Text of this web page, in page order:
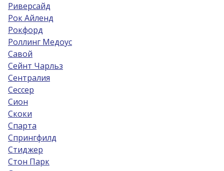
Риверсайд
Рок Айленд
Рокфорд
Роллинг Медоус
Савой
Сейнт Чарльз
Сентралия
Сессер
Сион
Скоки
Спарта
Спрингфилд
Стиджер
Стон Парк